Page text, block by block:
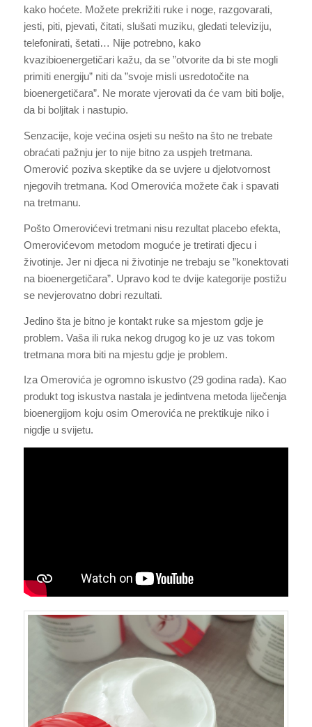
kako hoćete. Možete prekrižiti ruke i noge, razgovarati,
jesti, piti, pjevati, čitati, slušati muziku, gledati televiziju,
telefonirati, šetati… Nije potrebno, kako
kvazibioenergetičari kažu, da se ”otvorite da bi ste mogli
primiti energiju” niti da ”svoje misli usredotočite na
bioenergetičara”. Ne morate vjerovati da će vam biti bolje,
da bi boljitak i nastupio.
Senzacije, koje većina osjeti su nešto na što ne trebate
obraćati pažnju jer to nije bitno za uspjeh tretmana.
Omerović poziva skeptike da se uvjere u djelotvornost
njegovih tretmana. Kod Omerovića možete čak i spavati
na tretmanu.
Pošto Omerovićevi tretmani nisu rezultat placebo efekta,
Omerovićevom metodom moguće je tretirati djecu i
životinje. Jer ni djeca ni životinje ne trebaju se ”konektovati
na bioenergetičara”. Upravo kod te dvije kategorije postižu
se nevjerovatno dobri rezultati.
Jedino šta je bitno je kontakt ruke sa mjestom gdje je
problem. Vaša ili ruka nekog drugog ko je uz vas tokom
tretmana mora biti na mjestu gdje je problem.
Iza Omerovića je ogromno iskustvo (29 godina rada). Kao
produkt tog iskustva nastala je jedintvena metoda liječenja
bioenergijom koju osim Omerovića ne prektikuje niko i
nigdje u svijetu.